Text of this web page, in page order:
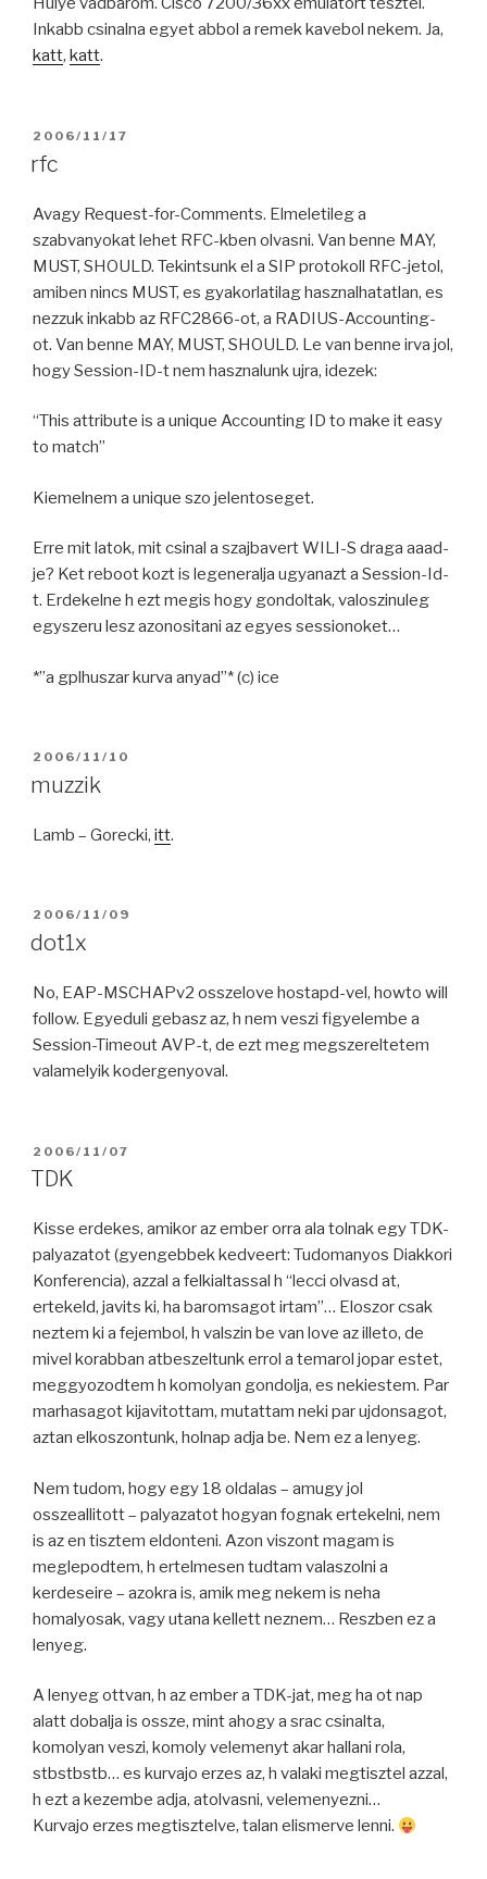
Inkabb csinalna egyet abbol a remek kavebol nekem. Ja,
katt, katt.
POSTED
ON
2006/11/17
rfc
Avagy Request-for-Comments. Elmeletileg a
szabvanyokat lehet RFC-kben olvasni. Van benne MAY,
MUST, SHOULD. Tekintsunk el a SIP protokoll RFC-jetol,
amiben nincs MUST, es gyakorlatilag hasznalhatatlan, es
nezzuk inkabb az RFC2866-ot, a RADIUS-Accounting-
ot. Van benne MAY, MUST, SHOULD. Le van benne irva jol,
hogy Session-ID-t nem hasznalunk ujra, idezek:
“This attribute is a unique Accounting ID to make it easy
to match”
Kiemelnem a unique szo jelentoseget.
Erre mit latok, mit csinal a szajbavert WILI-S draga aaad-
je? Ket reboot kozt is legeneralja ugyanazt a Session-Id-
t. Erdekelne h ezt megis hogy gondoltak, valoszinuleg
egyszeru lesz azonositani az egyes sessionoket…
*”a gplhuszar kurva anyad”* (c) ice
POSTED
2006/11/10
muzzik
Lamb – Gorecki, itt.
POSTED
ON
2006/11/09
dot1x
No, EAP-MSCHAPv2 osszelove hostapd-vel, howto will
follow. Egyeduli gebasz az, h nem veszi figyelembe a
Session-Timeout AVP-t, de ezt meg megszereltetem
valamelyik kodergenyoval.
POSTED
ON
2006/11/07
TDK
Kisse erdekes, amikor az ember orra ala tolnak egy TDK-
palyazatot (gyengebbek kedveert: Tudomanyos Diakkori
Konferencia), azzal a felkialtassal h “lecci olvasd at,
ertekeld, javits ki, ha baromsagot irtam”… Eloszor csak
neztem ki a fejembol, h valszin be van love az illeto, de
mivel korabban atbeszeltunk errol a temarol jopar estet,
meggyozodtem h komolyan gondolja, es nekiestem. Par
marhasagot kijavitottam, mutattam neki par ujdonsagot,
aztan elkoszontunk, holnap adja be. Nem ez a lenyeg.
Nem tudom, hogy egy 18 oldalas – amugy jol
osszeallitott – palyazatot hogyan fognak ertekelni, nem
is az en tisztem eldonteni. Azon viszont magam is
meglepodtem, h ertelmesen tudtam valaszolni a
kerdeseire – azokra is, amik meg nekem is neha
homalyosak, vagy utana kellett neznem… Reszben ez a
lenyeg.
A lenyeg ottvan, h az ember a TDK-jat, meg ha ot nap
alatt dobalja is ossze, mint ahogy a srac csinalta,
komolyan veszi, komoly velemenyt akar hallani rola,
stbstbstb… es kurvajo erzes az, h valaki megtisztel azzal,
h ezt a kezembe adja, atolvasni, velemenyezni…
Kurvajo erzes megtisztelve, talan elismerve lenni.